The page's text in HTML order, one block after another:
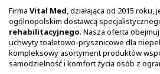
Firma Vital Med, działająca od 2015 roku,
ogólnopolskim dostawcą
rehabilitacyjnego. Nasza oferta
uchwyty toaletowo-prysznicowe dla
kompleksowy asortyment produktów
samodzielność i komfort życia osób z